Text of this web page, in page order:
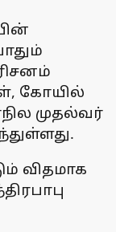
கோயில்
முதல்வர்
விதமாக